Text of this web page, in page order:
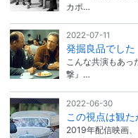
カポ…
2022-07-11
発掘良品でした
こんな共演もあ
撃』…
2022-06-30
この視点は観た
2019年配信映画